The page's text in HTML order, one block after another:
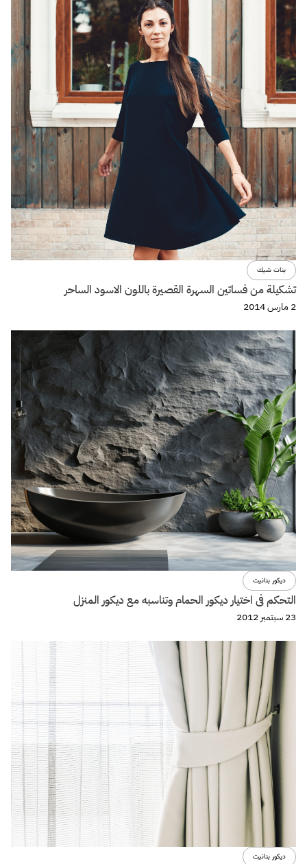
بنات شيك
تشكيلة من فساتين السهرة القصيرة باللون الاسود الساحر
2 مارس 2014
ديكور بنانيت
التحكم فى اختيار ديكور الحمام وتناسبه مع ديكور المنزل
23 سبتمبر 2012
ديكور بنانيت